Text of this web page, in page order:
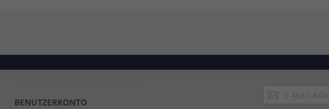
Anmeldung
zum
BENUTZERKONTO